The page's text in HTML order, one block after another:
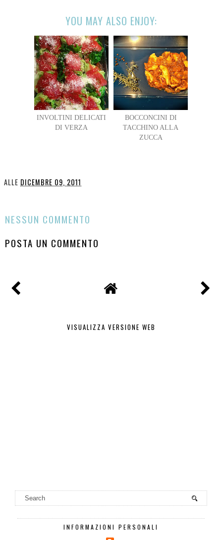
YOU MAY ALSO ENJOY:
INVOLTINI DELICATI
DI VERZA
BOCCONCINI DI
TACCHINO ALLA
ZUCCA
ALLE DICEMBRE 09, 2011
NESSUN COMMENTO
POSTA UN COMMENTO
VISUALIZZA VERSIONE WEB
INFORMAZIONI PERSONALI